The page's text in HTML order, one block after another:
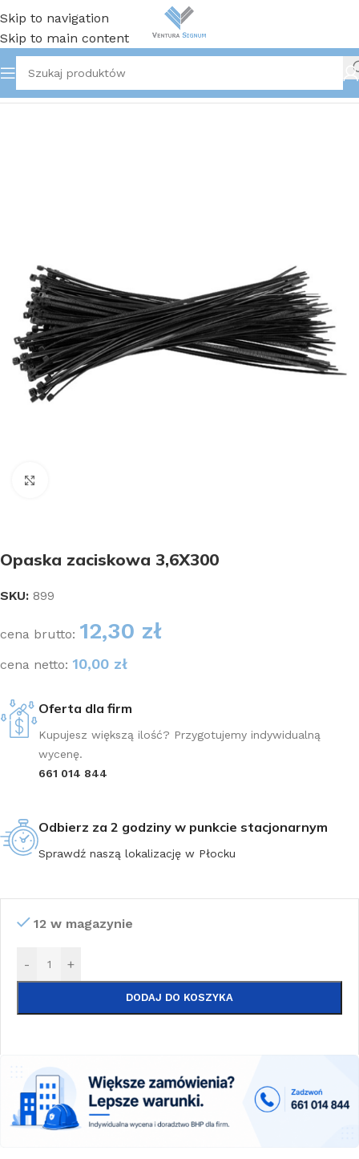
Skip to navigation
Skip to main content
Strona główna
Opaska zaciskowa 3,6X300
SKU: 899
cena brutto: 12,30 zł
cena netto: 10,00 zł
Oferta dla firm
Kupujesz większą ilość? Przygotujemy indywidualną
wycenę.
661 014 844
Odbierz za 2 godziny w punkcie stacjonarnym
Sprawdź naszą lokalizację w Płocku
12 w magazynie
- +
DODAJ DO KOSZYKA